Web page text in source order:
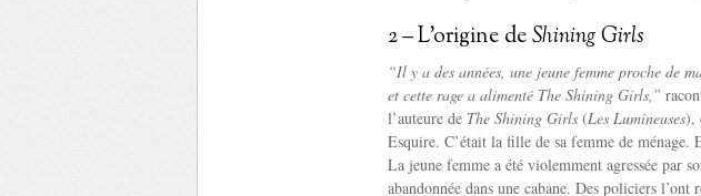
2 – L’origine deShining Girls
“Il y a des années, une jeune femme proche de
et cette rage a alimenté The Shining Girls,”
l’auteure de The Shining Girls (Les Lumineuses),
Esquire. C’était la fille de sa femme de ménage.
La jeune femme a été violemment agressée par
abandonnée dans une cabane. Des policiers